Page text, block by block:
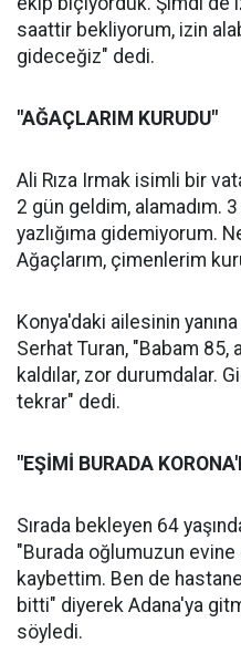
saattir bekliyorum, izin
gideceğiz" dedi.
"AĞAÇLARIM KURUDU"
Ali Rıza Irmak isimli bir
2 gün geldim, alamadım.
yazlığıma gidemiyorum.
Ağaçlarım, çimenlerim
Konya'daki ailesinin
Serhat Turan, "Babam 85,
kaldılar, zor durumdalar.
tekrar" dedi.
"EŞİMİ BURADA
Sırada bekleyen 64
"Burada oğlumuzun
kaybettim. Ben de
bitti" diyerek Adana'ya
söyledi.